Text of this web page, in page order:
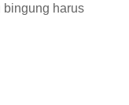
bingung harus